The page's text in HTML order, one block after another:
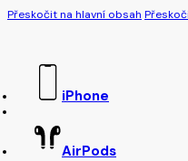
Přeskočit na hlavní obsah
iPhone
AirPods